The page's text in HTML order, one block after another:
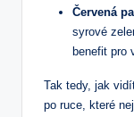
Červená
⁤syrové
benefit​ pro
Tak tedy, jak⁢
po ruce,‌ které